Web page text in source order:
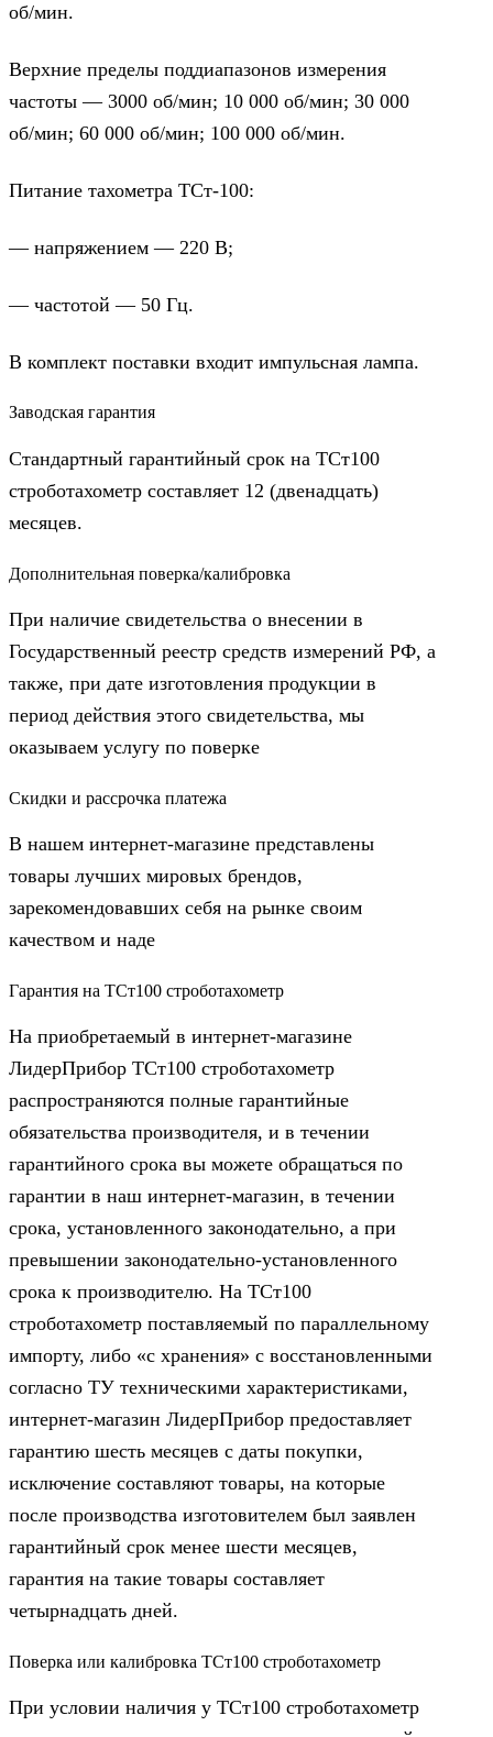
об/мин.
Верхние пределы поддиапазонов измерения
частоты — 3000 об/мин; 10 000 об/мин; 30 000
об/мин; 60 000 об/мин; 100 000 об/мин.
Питание тахометра ТСт-100:
— напряжением — 220 В;
— частотой — 50 Гц.
В комплект поставки входит импульсная лампа.
Заводская гарантия
Стандартный гарантийный срок на ТСт100
строботахометр составляет 12 (двенадцать)
месяцев.
Дополнительная поверка/калибровка
При наличие свидетельства о внесении в
Государственный реестр средств измерений РФ, а
также, при дате изготовления продукции в
период действия этого свидетельства, мы
оказываем услугу по поверке
Скидки и рассрочка платежа
В нашем интернет-магазине представлены
товары лучших мировых брендов,
зарекомендовавших себя на рынке своим
качеством и наде
Гарантия на ТСт100 строботахометр
На приобретаемый в интернет-магазине
ЛидерПрибор ТСт100 строботахометр
распространяются полные гарантийные
обязательства производителя, и в течении
гарантийного срока вы можете обращаться по
гарантии в наш интернет-магазин, в течении
срока, установленного законодательно, а при
превышении законодательно-установленного
срока к производителю. На ТСт100
строботахометр поставляемый по параллельному
импорту, либо «с хранения» с восстановленными
согласно ТУ техническими характеристиками,
интернет-магазин ЛидерПрибор предоставляет
гарантию шесть месяцев с даты покупки,
исключение составляют товары, на которые
после производства изготовителем был заявлен
гарантийный срок менее шести месяцев,
гарантия на такие товары составляет
четырнадцать дней.
Поверка или калибровка ТСт100 строботахометр
При условии наличия у ТСт100 строботахометр